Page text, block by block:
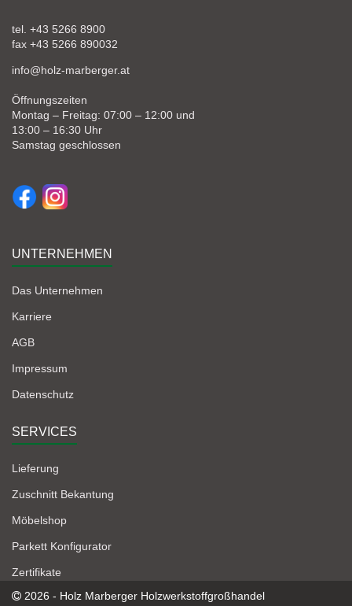
tel. +43 5266 8900
fax +43 5266 890032
info@holz-marberger.at
Öffnungszeiten
Montag – Freitag: 07:00 – 12:00 und
13:00 – 16:30 Uhr
Samstag geschlossen
UNTERNEHMEN
Das Unternehmen
Karriere
AGB
Impressum
Datenschutz
SERVICES
Lieferung
Zuschnitt Bekantung
Möbelshop
Parkett Konfigurator
Zertifikate
2026 - Holz Marberger Holzwerkstoffgroßhandel